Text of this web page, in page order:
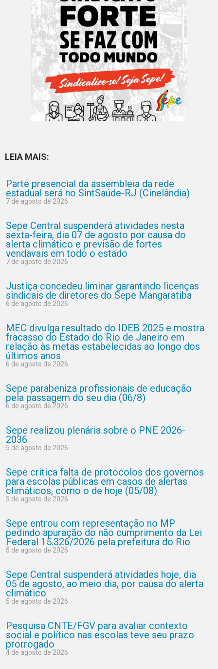
LEIA MAIS:
Parte presencial da assembleia da rede
estadual será no SintSaúde-RJ (Cinelândia)
7 de agosto de 2026
Sepe Central suspenderá atividades nesta
sexta-feira, dia 07 de agosto por causa do
alerta climático e previsão de fortes
vendavais em todo o estado
7 de agosto de 2026
Justiça concedeu liminar garantindo licenças
sindicais de diretores do Sepe Mangaratiba
6 de agosto de 2026
MEC divulga resultado do IDEB 2025 e mostra
fracasso do Estado do Rio de Janeiro em
relação às metas estabelecidas ao longo dos
últimos anos
6 de agosto de 2026
Sepe parabeniza profissionais de educação
pela passagem do seu dia (06/8)
6 de agosto de 2026
Sepe realizou plenária sobre o PNE 2026-
2036
5 de agosto de 2026
Sepe critica falta de protocolos dos governos
para escolas públicas em casos de alertas
climáticos, como o de hoje (05/08)
5 de agosto de 2026
Sepe entrou com representação no MP
pedindo apuração do não cumprimento da Lei
Federal 15.326/2026 pela prefeitura do Rio
5 de agosto de 2026
Sepe Central suspenderá atividades hoje, dia
05 de agosto, ao meio dia, por causa do alerta
climático
5 de agosto de 2026
Pesquisa CNTE/FGV para avaliar contexto
social e político nas escolas teve seu prazo
prorrogado
4 de agosto de 2026